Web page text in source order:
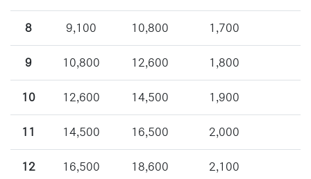
8 9,100 10,800 1,700
9 10,800 12,600 1,800
10 12,600 14,500 1,900
11 14,500 16,500 2,000
12 16,500 18,600 2,100